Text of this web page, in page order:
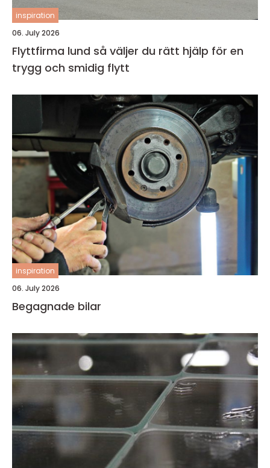
inspiration
06. July 2026
Flyttfirma lund så väljer du rätt hjälp för en
trygg och smidig flytt
inspiration
06. July 2026
Begagnade bilar